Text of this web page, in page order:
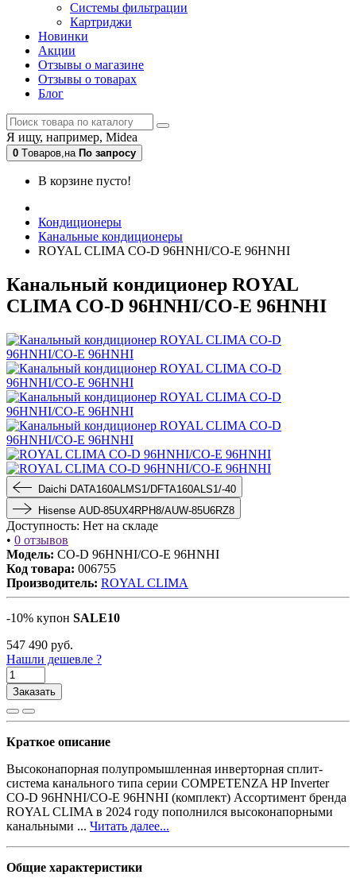
Системы фильтрации
Картриджи
Новинки
Акции
Отзывы о магазине
Отзывы о товарах
Блог
Я ищу, например, Midea
0 Tоваров,на По запросу
В корзине пусто!
Кондиционеры
Канальные кондиционеры
ROYAL CLIMA CO-D 96HNHI/CO-E 96HNHI
Канальный кондиционер ROYAL
CLIMA CO-D 96HNHI/CO-E 96HNHI
Daichi DATA160ALMS1/DFTA160ALS1/-40
Hisense AUD-85UX4RPH8/AUW-85U6RZ8
Доступность: Нет на складе
• 0 отзывов
Модель: CO-D 96HNHI/CO-E 96HNHI
Код товара: 006755
Производитель: ROYAL CLIMA
-10% купон SALE10
547 490 руб.
Нашли дешевле ?
Заказать
Краткое описание
Высоконапорная полупромышленная инверторная сплит-
система канального типа серии COMPETENZA HP Inverter
CO-D 96HNHI/CO-E 96HNHI (комплект) Ассортимент бренда
ROYAL CLIMA в 2024 году пополнился высоконапорными
канальными ... Читать далее...
Общие характеристики